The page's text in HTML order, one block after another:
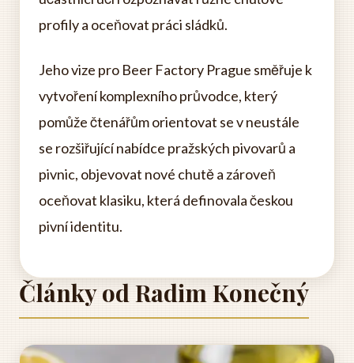
profily a oceňovat práci sládků.
Jeho vize pro Beer Factory Prague směřuje k
vytvoření komplexního průvodce, který
pomůže čtenářům orientovat se v neustále
se rozšiřující nabídce pražských pivovarů a
pivnic, objevovat nové chutě a zároveň
oceňovat klasiku, která definovala českou
pivní identitu.
Články od Radim Konečný